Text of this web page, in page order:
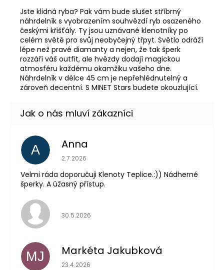
Jste klidná ryba? Pak vám bude slušet stříbrný
náhrdelník s vyobrazením souhvězdí ryb osazeného
českými křišťály. Ty jsou uznávané klenotníky po
celém světě pro svůj neobyčejný třpyt. Světlo odráží
lépe než pravé diamanty a nejen, že tak šperk
rozzáří váš outfit, ale hvězdy dodají magickou
atmosféru každému okamžiku vašeho dne.
Náhrdelník v délce 45 cm je nepřehlédnutelný a
zároveň decentní. S MINET Stars budete okouzlující.
A Anna
Hodnocení obchodu je 5 z 5 hvězdiček.
2.7.2026
Velmi ráda doporučuji Klenoty Teplice.:)) Nádherné
šperky. A úžasný přístup.
Hodnocení obchodu je 5 z 5 hvězdiček.
30.5.2026
MJ Markéta Jakubková
Hodnocení obchodu je 5 z 5 hvězdiček.
23.4.2026